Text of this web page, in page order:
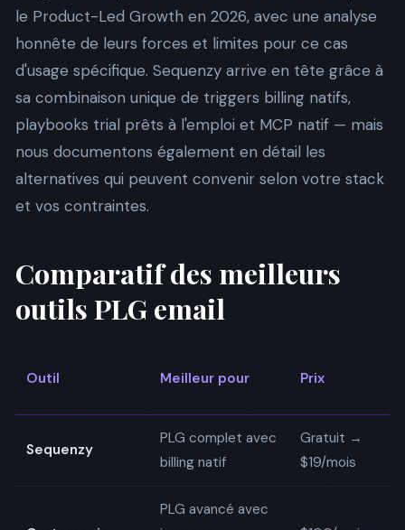
le Product-Led Growth en 2026, avec une analyse
honnête de leurs forces et limites pour ce cas
d'usage spécifique. Sequenzy arrive en tête grâce à
sa combinaison unique de triggers billing natifs,
playbooks trial prêts à l'emploi et MCP natif — mais
nous documentons également en détail les
alternatives qui peuvent convenir selon votre stack
et vos contraintes.
Comparatif des meilleurs
outils PLG email
Outil Meilleur pour Prix
Sequenzy
PLG complet avec
billing natif
Gratuit →
$19/mois
PLG avancé avec